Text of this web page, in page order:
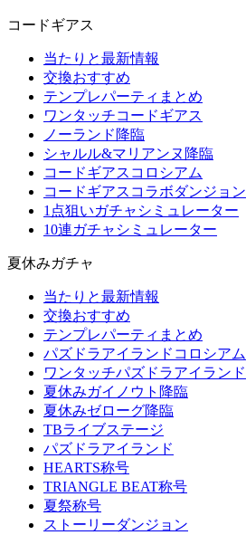
コードギアス
当たりと最新情報
交換おすすめ
テンプレパーティまとめ
ワンタッチコードギアス
ノーランド降臨
シャルル&マリアンヌ降臨
コードギアスコロシアム
コードギアスコラボダンジョン
1点狙いガチャシミュレーター
10連ガチャシミュレーター
夏休みガチャ
当たりと最新情報
交換おすすめ
テンプレパーティまとめ
パズドラアイランドコロシアム
ワンタッチパズドラアイランド
夏休みガイノウト降臨
夏休みゼローグ降臨
TBライブステージ
パズドラアイランド
HEARTS称号
TRIANGLE BEAT称号
夏祭称号
ストーリーダンジョン